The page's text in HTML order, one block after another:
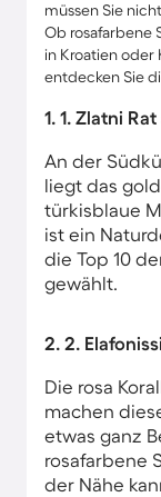
müssen Sie
Ob rosafarbene
in Kroatien oder
entdecken Sie
1. 1. Zlatni
An der
liegt das
türkisblaue
ist ein
die Top 10
gewählt.
2. 2.
Die rosa
machen
etwas ganz
rosafarbene
der Nähe